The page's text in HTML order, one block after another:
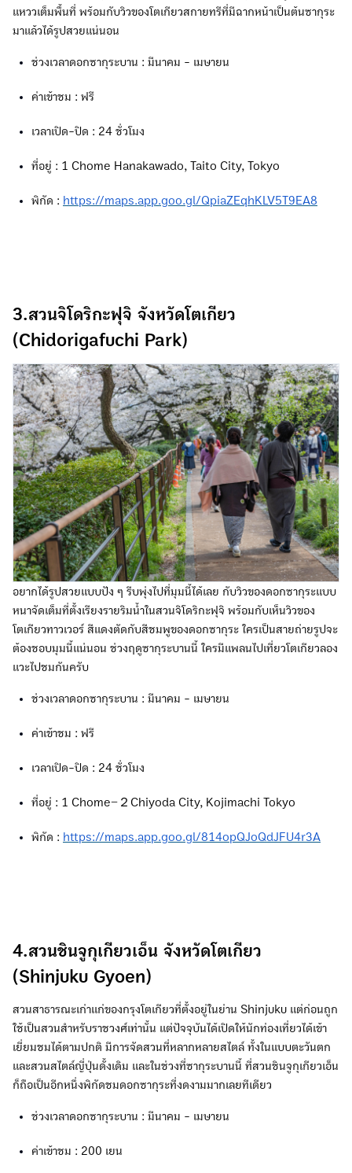
แหววเต็มพื้นที่ พร้อมกับวิวของโตเกียวสกายทรีที่มีฉากหน้าเป็นต้นซากุระ
มาแล้วได้รูปสวยแน่นอน
ช่วงเวลาดอกซากุระบาน : มีนาคม - เมษายน
ค่าเข้าชม : ฟรี
เวลาเปิด-ปิด : 24 ชั่วโมง
ที่อยู่ : 1 Chome Hanakawado, Taito City, Tokyo
พิกัด : https://maps.app.goo.gl/QpiaZEqhKLV5T9EA8
3.สวนจิโดริกะฟุจิ จังหวัดโตเกียว
(Chidorigafuchi Park)
อยากได้รูปสวยแบบปัง ๆ รีบพุ่งไปที่มุมนี้ได้เลย กับวิวของดอกซากุระแบบ
หนาจัดเต็มที่ตั้งเรียงรายริมน้ำในสวนจิโดริกะฟุจิ พร้อมกับเห็นวิวของ
โตเกียวทาวเวอร์ สีแดงตัดกับสีชมพูของดอกซากุระ ใครเป็นสายถ่ายรูปจะ
ต้องชอบมุมนี้แน่นอน ช่วงฤดูซากุระบานนี้ ใครมีแพลนไปเที่ยวโตเกียวลอง
แวะไปชมกันครับ
ช่วงเวลาดอกซากุระบาน : มีนาคม - เมษายน
ค่าเข้าชม : ฟรี
เวลาเปิด-ปิด : 24 ชั่วโมง
ที่อยู่ : 1 Chome−２Chiyoda City, Kojimachi Tokyo
พิกัด : https://maps.app.goo.gl/814opQJoQdJFU4r3A
4.สวนชินจูกุเกียวเอ็น จังหวัดโตเกียว
(Shinjuku Gyoen)
สวนสาธารณะเก่าแก่ของกรุงโตเกียวที่ตั้งอยู่ในย่าน Shinjuku แต่ก่อนถูก
ใช้เป็นสวนสำหรับราชวงศ์เท่านั้น แต่ปัจจุบันได้เปิดให้นักท่องเที่ยวได้เข้า
เยี่ยมชมได้ตามปกติ มีการจัดสวนที่หลากหลายสไตล์ ทั้งในแบบตะวันตก
และสวนสไตล์ญี่ปุ่นดั้งเดิม และในช่วงที่ซากุระบานนี้ ที่สวนชินจูกุเกียวเอ็น
ก็ถือเป็นอีกหนึ่งพิกัดชมดอกซากุระที่งดงามมากเลยทีเดียว
ช่วงเวลาดอกซากุระบาน : มีนาคม - เมษายน
ค่าเข้าชม : 200 เยน